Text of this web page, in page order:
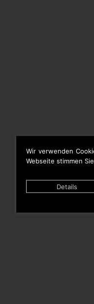
Wir verwenden
Webseite stimmen
Details